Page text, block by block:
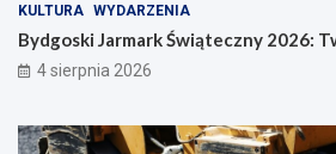
KULTURA WYDARZENIA
Bydgoski Jarmark Świąteczny 2026:
4 sierpnia 2026